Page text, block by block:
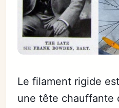
Le filament rigide
une tête chauffante